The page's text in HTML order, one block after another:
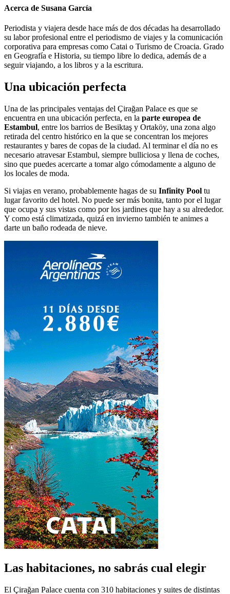
Acerca de Susana García
Periodista y viajera desde hace más de dos décadas ha desarrollado
su labor profesional entre el periodismo de viajes y la comunicación
corporativa para empresas como Catai o Turismo de Croacia. Grado
en Geografía e Historia, su tiempo libre lo dedica, además de a
seguir viajando, a los libros y a la escritura.
Una ubicación perfecta
Una de las principales ventajas del Çirağan Palace es que se
encuentra en una ubicación perfecta, en la parte europea de
Estambul, entre los barrios de Besiktaş y Ortaköy, una zona algo
retirada del centro histórico en la que se concentran los mejores
restaurantes y bares de copas de la ciudad. Al terminar el día no es
necesario atravesar Estambul, siempre bulliciosa y llena de coches,
sino que puedes acercarte a tomar algo cómodamente a alguno de
los locales de moda.
Si viajas en verano, probablemente hagas de su Infinity Pool tu
lugar favorito del hotel. No puede ser más bonita, tanto por el lugar
que ocupa y sus vistas como por los jardines que hay a su alrededor.
Y como está climatizada, quizá en invierno también te animes a
darte un baño rodeada de nieve.
Las habitaciones, no sabrás cual elegir
El Çirağan Palace cuenta con 310 habitaciones y suites de distintas